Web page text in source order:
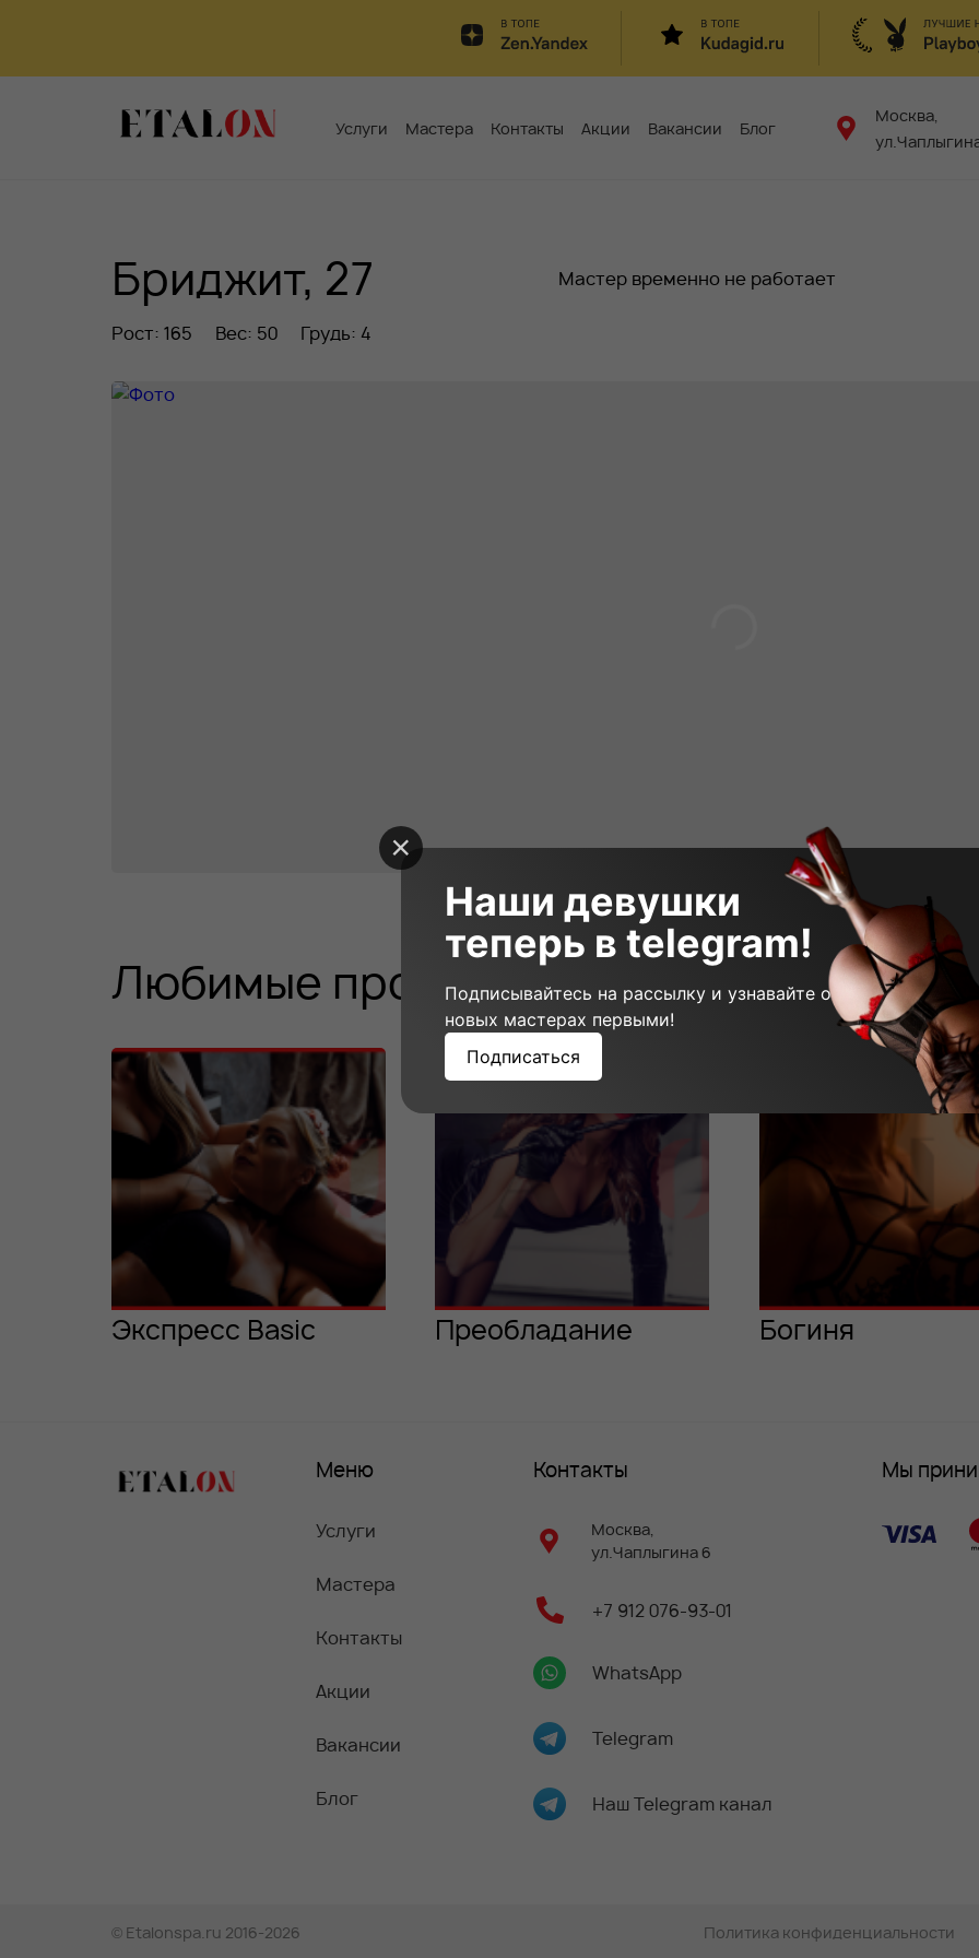
Услуги Мастера Контакты Акции Вакансии Блог
Москва,
Бриджит, 27 Мастер временно не работает
Рост: 165 Вес: 50 Грудь: 4
Любимые программы мастера:
Экспресс Basic
4 500₽ 30 минут
Преобладание
28 000₽ 180 минут
Богиня
9 000₽ 60
Меню
Услуги
Мастера
Контакты
Акции
Вакансии
Блог
Контакты
Москва,
ул.Чаплыгина 6
+7 912 076-93-01
WhatsApp
Telegram
Наш Telegram канал
Мы
© Etalonspa.ru 2016-2026 Политика конфиденциальности
Наши девушки
теперь в telegram!
Подписывайтесь на рассылку и узнавайте о
новых мастерах первыми!
Подписаться